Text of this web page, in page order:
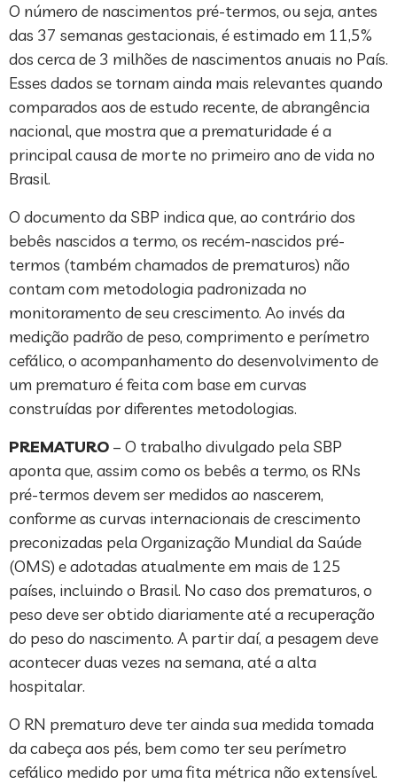
O número de nascimentos pré-termos, ou seja, antes
das 37 semanas gestacionais, é estimado em 11,5%
dos cerca de 3 milhões de nascimentos anuais no País.
Esses dados se tornam ainda mais relevantes quando
comparados aos de estudo recente, de abrangência
nacional, que mostra que a prematuridade é a
principal causa de morte no primeiro ano de vida no
Brasil.
O documento da SBP indica que, ao contrário dos
bebês nascidos a termo, os recém-nascidos pré-
termos (também chamados de prematuros) não
contam com metodologia padronizada no
monitoramento de seu crescimento. Ao invés da
medição padrão de peso, comprimento e perímetro
cefálico, o acompanhamento do desenvolvimento de
um prematuro é feita com base em curvas
construídas por diferentes metodologias.
PREMATURO – O trabalho divulgado pela SBP
aponta que, assim como os bebês a termo, os RNs
pré-termos devem ser medidos ao nascerem,
conforme as curvas internacionais de crescimento
preconizadas pela Organização Mundial da Saúde
(OMS) e adotadas atualmente em mais de 125
países, incluindo o Brasil. No caso dos prematuros, o
peso deve ser obtido diariamente até a recuperação
do peso do nascimento. A partir daí, a pesagem deve
acontecer duas vezes na semana, até a alta
hospitalar.
O RN prematuro deve ter ainda sua medida tomada
da cabeça aos pés, bem como ter seu perímetro
cefálico medido por uma fita métrica não extensível.